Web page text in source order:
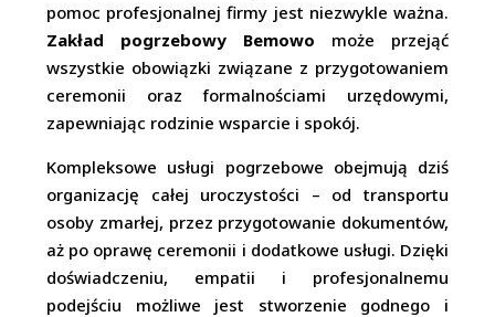
pomoc profesjonalnej firmy jest niezwykle ważna.
Zakład pogrzebowy Bemowo może przejąć
wszystkie obowiązki związane z przygotowaniem
ceremonii oraz formalnościami urzędowymi,
zapewniając rodzinie wsparcie i spokój.
Kompleksowe usługi pogrzebowe obejmują dziś
organizację całej uroczystości – od transportu
osoby zmarłej, przez przygotowanie dokumentów,
aż po oprawę ceremonii i dodatkowe usługi. Dzięki
doświadczeniu, empatii i profesjonalnemu
podejściu możliwe jest stworzenie godnego i